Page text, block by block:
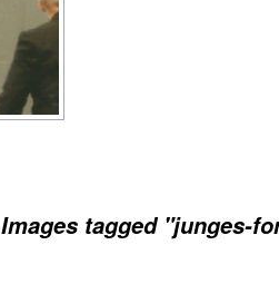
Images tagged "junges-